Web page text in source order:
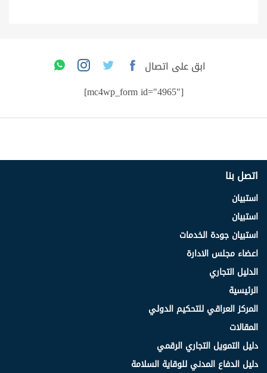
ابق على اتصال
[mc4wp_form id="4965"]
اتصل بنا
استبيان
استبيان
استبيان جودة الخدمات
اعضاء مجلس الادارة
الدليل التجاري
الرئيسية
المركز العراقي للتحكيم الدولي
المقالات
دليل التمويل التجاري الرقمي
دليل الدفاع المدني للوقاية السلامة